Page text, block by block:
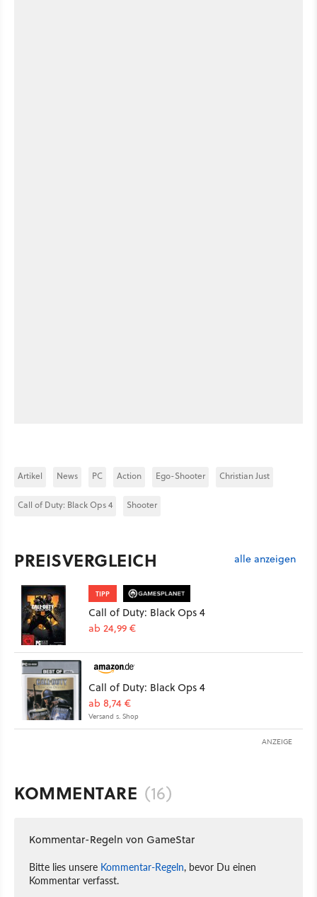
Artikel News PC Action Ego-Shooter Christian Just
Call of Duty: Black Ops 4 Shooter
PREISVERGLEICH alle anzeigen
TIPP
Call of Duty: Black Ops 4
ab 24,99 €
Call of Duty: Black Ops 4
ab 8,74 €
Versand s. Shop
ANZEIGE
KOMMENTARE (16)
Kommentar-Regeln von GameStar
Bitte lies unsere Kommentar-Regeln, bevor Du einen
Kommentar verfasst.